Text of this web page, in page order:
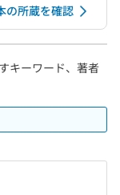
の所蔵を確認
キーワード、著者